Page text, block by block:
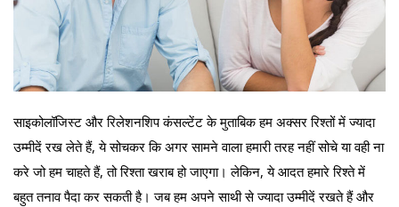
साइकोलॉजिस्ट और रिलेशनशिप कंसल्टेंट के मुताबिक हम अक्सर रिश्तों में ज्यादा
उम्मीदें रख लेते हैं, ये सोचकर कि अगर सामने वाला हमारी तरह नहीं सोचे या वही ना
करे जो हम चाहते हैं, तो रिश्ता खराब हो जाएगा। लेकिन, ये आदत हमारे रिश्ते में
बहुत तनाव पैदा कर सकती है। जब हम अपने साथी से ज्यादा उम्मीदें रखते हैं और